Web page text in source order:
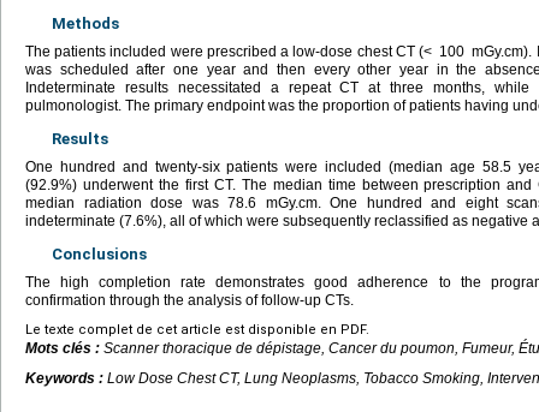
Methods
The patients included were prescribed a low-dose chest CT (< 100 mGy.cm).
was scheduled after one year and then every other year in the
Indeterminate results necessitated a repeat CT at three months,
pulmonologist. The primary endpoint was the proportion of patients having
Results
One hundred and twenty-six patients were included (median age 58.5
(92.9%) underwent the first CT. The median time between prescription
median radiation dose was 78.6 mGy.cm. One hundred and eight
indeterminate (7.6%), all of which were subsequently reclassified as negative
Conclusions
The high completion rate demonstrates good adherence to the
confirmation through the analysis of follow-up CTs.
Le texte complet de cet article est disponible en PDF.
Mots clés : Scanner thoracique de dépistage, Cancer du poumon, Fumeur,
Keywords : Low Dose Chest CT, Lung Neoplasms, Tobacco Smoking,